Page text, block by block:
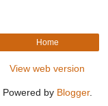
Home
View web version
Powered by Blogger.